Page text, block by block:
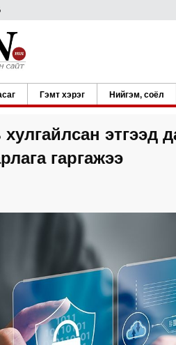
Гэмт хэрэг Нийгэм, соёл
этгээд
гаргажээ